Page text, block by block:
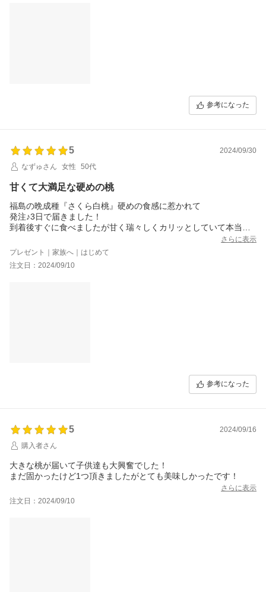
参考になった
5
2024/09/30
なずゅさん
女性 50代
甘くて大満足な硬めの桃
福島の晩成種『さくら白桃』硬めの食感に惹かれて
発注♪3日で届きました！
到着後すぐに食べましたが甘く瑞々しくカリッとしていて本当に
硬めで歯ごたえもよく甘い。
食べ切れるか心配していましたが…しっかりしているので日持ち
もよくて追熟すれば柔らかくなるとの親切な説明も添付されてお
さらに表示
プレゼント｜家族へ｜はじめて
注文日：2024/09/10
参考になった
5
2024/09/16
購入者さん
大きな桃が届いて子供達も大興奮でした！
まだ固かったけど1つ頂きましたがとても美味しかったです！
さらに表示
注文日：2024/09/10